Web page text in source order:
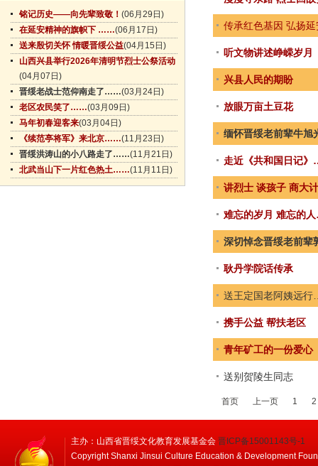
铭记历史——向先辈致敬！ (06月29日)
在延安精神的旗帜下 ……(06月17日)
送来殷切关怀 情暖晋绥公益(04月15日)
山西兴县举行2026年清明节烈士公祭活动
(04月07日)
晋绥老战士范仰南走了……(03月24日)
老区农民笑了……(03月09日)
马年初春迎客来(03月04日)
《续范亭将军》来北京……(11月23日)
晋绥洪涛山的小八路走了……(11月21日)
北武当山下一片红色热土……(11月11日)
传承红色基因 弘扬
听文物讲述峥嵘岁月
兴县人民的期盼
放眼万亩土豆花
缅怀晋绥老前辈牛旭
走近《共和国日记
讲烈士 谈孩子 商大计
难忘的岁月 难忘的
深切悼念晋绥老前辈
耿丹学院话传承
送王定国老阿姨远
携手公益 帮扶老区
青年矿工的一份爱心
送别贺陵生同志
首页 上一页 1 2
主办：山西省晋绥文化教育发展基金会 晋ICP备15001143号-1
Copyright Shanxi Jinsui Culture Education & Development